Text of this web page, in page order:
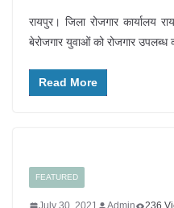
रायपुर। जिला रोजगार कार्यालय
बेरोजगार युवाओं को रोजगार
Read More
FEATURED
July 30, 2021 Admin 236